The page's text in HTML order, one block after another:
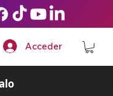
Acceder